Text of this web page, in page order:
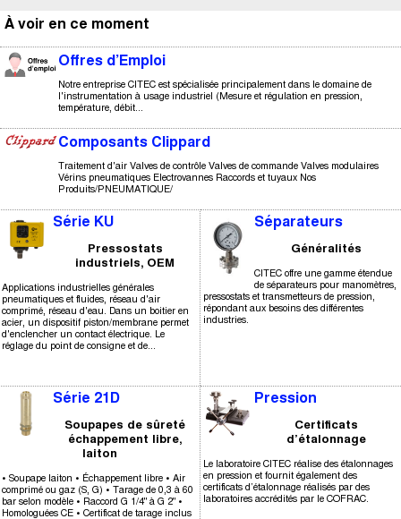
À voir en ce moment
Offres d’Emploi
Notre entreprise CITEC est spécialisée principalement dans le domaine de
l'instrumentation à usage industriel (Mesure et régulation en pression,
température, débit...
Composants Clippard
Traitement d'air Valves de contrôle Valves de commande Valves modulaires
Vérins pneumatiques Electrovannes Raccords et tuyaux Nos
Produits/PNEUMATIQUE/
Série KU
Pressostats
industriels, OEM
Applications industrielles générales
pneumatiques et fluides, réseau d'air
comprimé, réseau d'eau. Dans un boitier en
acier, un dispositif piston/membrane permet
d'enclencher un contact électrique. Le
réglage du point de consigne et de...
Séparateurs
Généralités
CITEC offre une gamme étendue
de séparateurs pour manomètres,
pressostats et transmetteurs de pression,
répondant aux besoins des différentes
industries.
Série 21D
Soupapes de sûreté
échappement libre,
laiton
• Soupape laiton • Échappement libre • Air
comprimé ou gaz (S, G) • Tarage de 0,3 à 60
bar selon modèle • Raccord G 1/4" à G 2" •
Homologuées CE • Certificat de tarage inclus
Pression
Certificats
d’étalonnage
Le laboratoire CITEC réalise des étalonnages
en pression et fournit également des
certificats d’étalonnage réalisés par des
laboratoires accrédités par le COFRAC.